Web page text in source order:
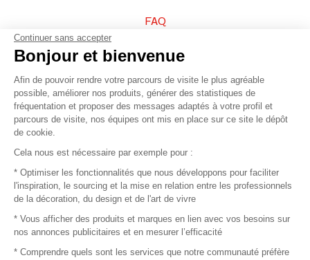
FAQ
Vendez vos produits
Plan du site
© 2016 –Organisation SAFI
Recrutement
Continuer sans accepter
Bonjour et bienvenue
Afin de pouvoir rendre votre parcours de visite le plus agréable
possible, améliorer nos produits, générer des statistiques de
fréquentation et proposer des messages adaptés à votre profil et
parcours de visite, nos équipes ont mis en place sur ce site le dépôt
de cookie.
Cela nous est nécessaire par exemple pour :
* Optimiser les fonctionnalités que nous développons pour faciliter
l'inspiration, le sourcing et la mise en relation entre les professionnels
de la décoration, du design et de l'art de vivre
* Vous afficher des produits et marques en lien avec vos besoins sur
nos annonces publicitaires et en mesurer l’efficacité
* Comprendre quels sont les services que notre communauté préfère